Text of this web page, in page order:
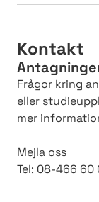
Kontakt
Frågor kring
eller
mer
Mejla oss
Tel: 08-466 60